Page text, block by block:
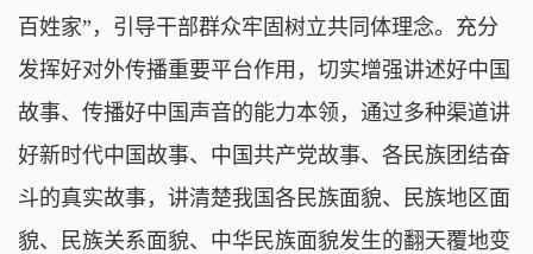
百姓家”，引导干部群众牢固树立共同体理念。充分
发挥好对外传播重要平台作用，切实增强讲述好中国
故事、传播好中国声音的能力本领，通过多种渠道讲
好新时代中国故事、中国共产党故事、各民族团结奋
斗的真实故事，讲清楚我国各民族面貌、民族地区面
貌、民族关系面貌、中华民族面貌发生的翻天覆地变